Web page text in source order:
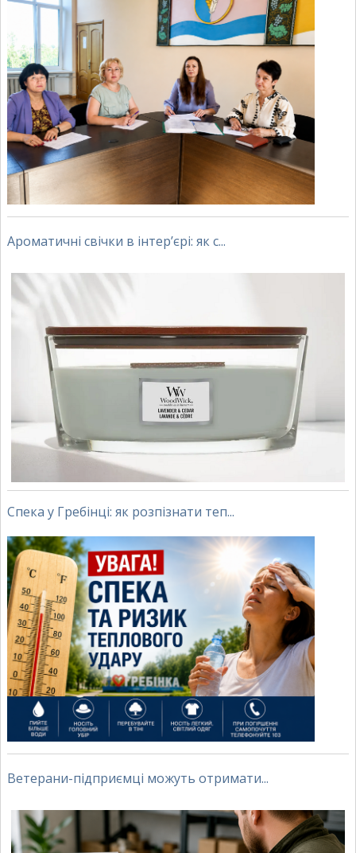
Ароматичні свічки в інтер’єрі: як с...
Спека у Гребінці: як розпізнати теп...
Ветерани-підприємці можуть отримати...